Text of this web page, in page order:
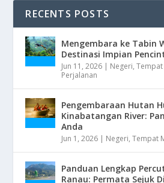
RECENTS POSTS
Mengembara ke Tabin
Destinasi Impian
Jun 11, 2026 | Negeri,
Perjalanan
Pengembaraan Hutan
Kinabatangan River:
Anda
Jun 1, 2026 | Negeri,Tempat
Panduan Lengkap
Ranau: Permata Sejuk